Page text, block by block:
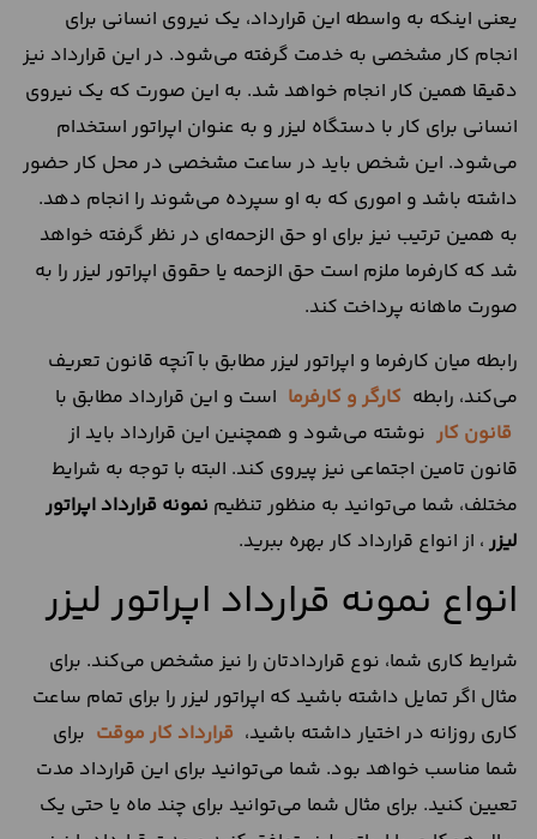
یعنی اینکه به واسطه این قرارداد، یک نیروی انسانی برای
انجام کار مشخصی به خدمت گرفته می‌شود. در این قرارداد نیز
دقیقا همین کار انجام خواهد شد. به این صورت که یک نیروی
انسانی برای کار با دستگاه لیزر و به عنوان اپراتور استخدام
می‌شود. این شخص باید در ساعت مشخصی در محل کار حضور
داشته باشد و اموری که به او سپرده می‌شوند را انجام دهد.
به همین ترتیب نیز برای او حق الزحمه‌ای در نظر گرفته خواهد
شد که کارفرما ملزم است حق الزحمه یا حقوق اپراتور لیزر را به
صورت ماهانه پرداخت کند.
رابطه میان کارفرما و اپراتور لیزر مطابق با آنچه قانون تعریف
می‌کند، رابطه کارگر و کارفرما است و این قرارداد مطابق با
قانون کار نوشته می‌شود و همچنین این قرارداد باید از
قانون تامین اجتماعی نیز پیروی کند. البته با توجه به شرایط
مختلف، شما می‌توانید به منظور تنظیم نمونه قرارداد اپراتور
لیزر ، از انواع قرارداد کار بهره ببرید.
انواع نمونه قرارداد اپراتور لیزر
شرایط کاری شما، نوع قراردادتان را نیز مشخص می‌کند. برای
مثال اگر تمایل داشته باشید که اپراتور لیزر را برای تمام ساعت
کاری روزانه در اختیار داشته باشید، قرارداد کار موقت برای
شما مناسب خواهد بود. شما می‌توانید برای این قرارداد مدت
تعیین کنید. برای مثال شما می‌توانید برای چند ماه یا حتی یک